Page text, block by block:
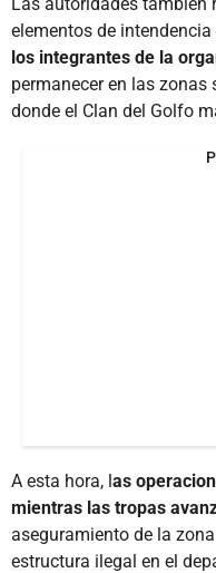
elementos de intendencia
los integrantes de la
permanecer en las
donde el Clan del Golfo
A esta hora, las
mientras las tropas
aseguramiento de la
estructura ilegal en el